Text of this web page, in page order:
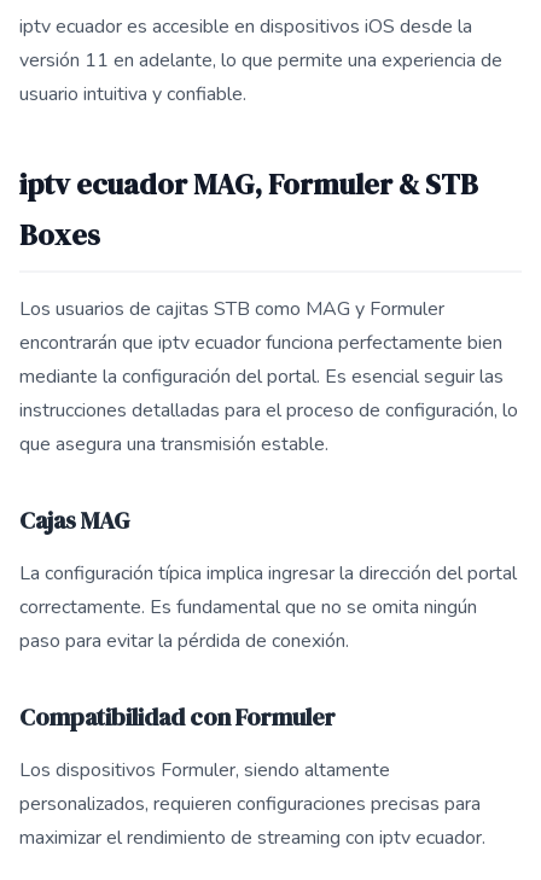
iptv ecuador es accesible en dispositivos iOS desde la
versión 11 en adelante, lo que permite una experiencia de
usuario intuitiva y confiable.
iptv ecuador MAG, Formuler & STB
Boxes
Los usuarios de cajitas STB como MAG y Formuler
encontrarán que iptv ecuador funciona perfectamente bien
mediante la configuración del portal. Es esencial seguir las
instrucciones detalladas para el proceso de configuración, lo
que asegura una transmisión estable.
Cajas MAG
La configuración típica implica ingresar la dirección del portal
correctamente. Es fundamental que no se omita ningún
paso para evitar la pérdida de conexión.
Compatibilidad con Formuler
Los dispositivos Formuler, siendo altamente
personalizados, requieren configuraciones precisas para
maximizar el rendimiento de streaming con iptv ecuador.